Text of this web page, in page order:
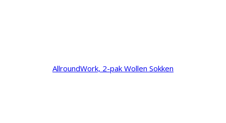
AllroundWork, 2-pak Wollen Sokken